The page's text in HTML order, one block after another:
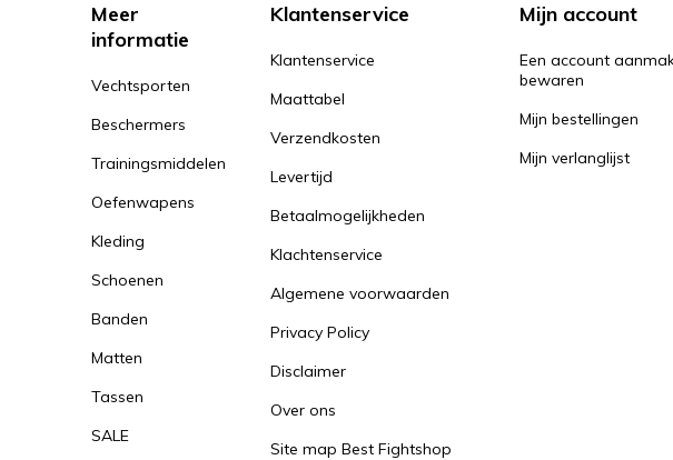
Meer
informatie
Vechtsporten
Beschermers
Trainingsmiddelen
Oefenwapens
Kleding
Schoenen
Banden
Matten
Tassen
SALE
Klantenservice
Klantenservice
Maattabel
Verzendkosten
Levertijd
Betaalmogelijkheden
Klachtenservice
Algemene voorwaarden
Privacy Policy
Disclaimer
Over ons
Site map Best Fightshop
Mijn account
Een account
bewaren
Mijn bestellingen
Mijn verlanglijst